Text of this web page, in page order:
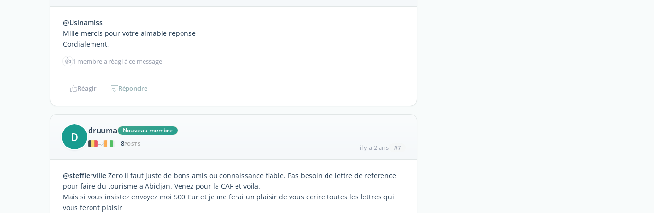
@Usinamiss
Mille mercis pour votre aimable reponse
Cordialement,
👍 1 membre a réagi à ce message
Réagir Répondre
D druuma
Nouveau membre
|
8POSTS il y a 2 ans #7
@steffierville Zero il faut juste de bons amis ou connaissance fiable. Pas besoin de lettre de reference
pour faire du tourisme a Abidjan. Venez pour la CAF et voila.
Mais si vous insistez envoyez moi 500 Eur et je me ferai un plaisir de vous ecrire toutes les lettres qui
vous feront plaisir